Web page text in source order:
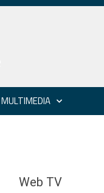
MULTIMEDIA
Web TV